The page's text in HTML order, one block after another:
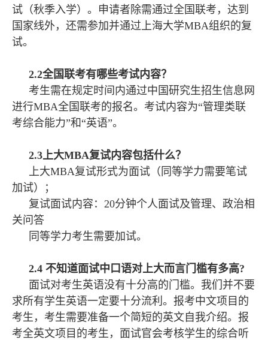
试（秋季入学）。申请者除需通过全国联考，达到
国家线外，还需参加并通过上海大学MBA组织的复
试。
2.2全国联考有哪些考试内容？
考生需在规定时间内通过中国研究生招生信息网
进行MBA全国联考的报名。考试内容为“管理类联
考综合能力”和“英语”。
2.3上大MBA复试内容包括什么？
上大MBA复试形式为面试（同等学力需要笔试
加试）；
复试面试内容： 20分钟个人面试及管理、政治相
关问答
同等学力考生需要加试。
2.4 不知道面试中口语对上大而言门槛有多高?
面试对考生英语没有十分高的门槛。我们并不要
求所有学生英语一定要十分流利。报考中文项目的
考生，考生需要准备一个简短的英文自我介绍。报
考全英文项目的考生，面试官会考核学生的综合听